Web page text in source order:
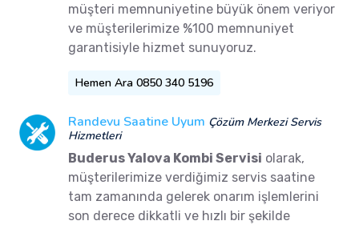
müşteri memnuniyetine büyük önem veriyor
ve müşterilerimize %100 memnuniyet
garantisiyle hizmet sunuyoruz.
Hemen Ara 0850 340 5196
Randevu Saatine Uyum Çözüm Merkezi Servis
Hizmetleri
Buderus Yalova Kombi Servisi olarak,
müşterilerimize verdiğimiz servis saatine
tam zamanında gelerek onarım işlemlerini
son derece dikkatli ve hızlı bir şekilde